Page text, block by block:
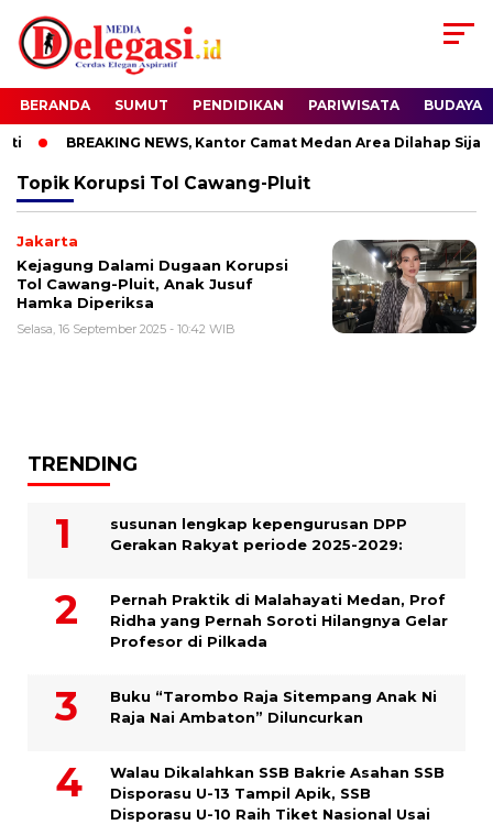
BERANDA SUMUT PENDIDIKAN PARIWISATA BUDAYA
BREAKING NEWS, Kantor Camat Medan Area Dilahap
Topik Korupsi Tol Cawang-Pluit
Jakarta
Kejagung Dalami Dugaan Korupsi
Tol Cawang-Pluit, Anak Jusuf
Hamka Diperiksa
Selasa, 16 September 2025 - 10:42 WIB
TRENDING
susunan lengkap kepengurusan DPP
Gerakan Rakyat periode 2025-2029:
Pernah Praktik di Malahayati Medan, Prof
Ridha yang Pernah Soroti Hilangnya Gelar
Profesor di Pilkada
Buku “Tarombo Raja Sitempang Anak Ni
Raja Nai Ambaton” Diluncurkan
Walau Dikalahkan SSB Bakrie Asahan SSB
Disporasu U-13 Tampil Apik, SSB
Disporasu U-10 Raih Tiket Nasional Usai